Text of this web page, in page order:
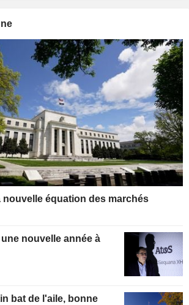
nouvelle équation des marchés
bat de l'aile, bonne